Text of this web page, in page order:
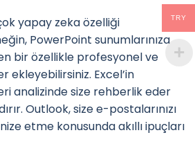
yapay zeka özelliği
PowerPoint sunumlarınıza
bir özellikle profesyonel ve
ekleyebilirsiniz. Excel’in
analizinde size rehberlik eder
Outlook, size e-postalarınızı
etme konusunda akıllı ipuçları
TRY